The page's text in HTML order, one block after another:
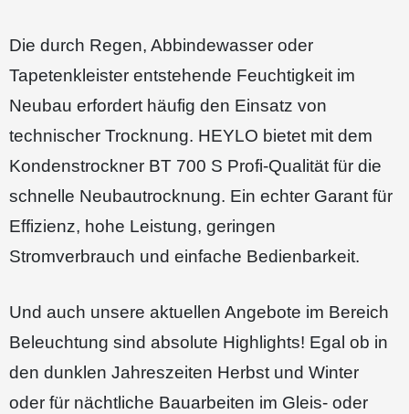
Die durch Regen, Abbindewasser oder
Tapetenkleister entstehende Feuchtigkeit im
Neubau erfordert häufig den Einsatz von
technischer Trocknung. HEYLO bietet mit dem
Kondenstrockner BT 700 S Profi-Qualität für die
schnelle Neubautrocknung. Ein echter Garant für
Effizienz, hohe Leistung, geringen
Stromverbrauch und einfache Bedienbarkeit.
Und auch unsere aktuellen Angebote im Bereich
Beleuchtung sind absolute Highlights! Egal ob in
den dunklen Jahreszeiten Herbst und Winter
oder für nächtliche Bauarbeiten im Gleis-​ oder